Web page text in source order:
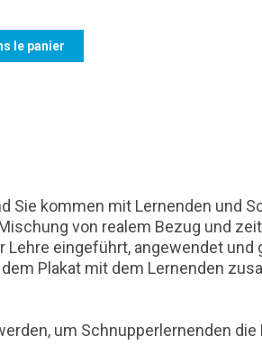
le panier
Sie kommen mit Lernenden und
von realem Bezug und
eingeführt, angewendet
Plakat mit dem Lernenden
um Schnupperlernenden